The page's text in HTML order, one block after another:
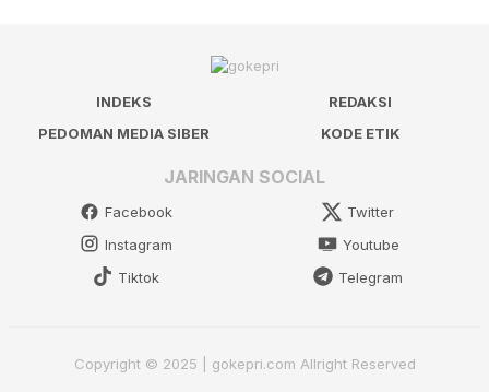
INDEKS
REDAKSI
PEDOMAN MEDIA SIBER
KODE ETIK
JARINGAN SOCIAL
Facebook
Twitter
Instagram
Youtube
Tiktok
Telegram
Copyright © 2025 | gokepri.com Allright Reserved